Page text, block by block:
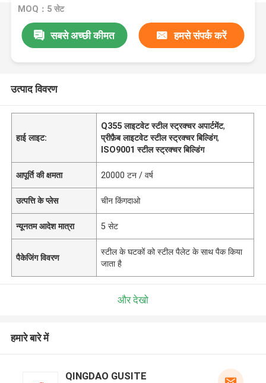
MOQ：5 सेट
सबसे अच्छी कीमत हमसे संपर्क करें
उत्पाद विवरण
हाई लाइट:
Q355 लाइटवेट स्टील स्ट्रक्चर अपार्टमेंट,
प्रीफ़ैब लाइटवेट स्टील स्ट्रक्चर बिल्डिंग,
ISO9001 स्टील स्ट्रक्चर बिल्डिंग
आपूर्ति की क्षमता 20000 टन / वर्ष
उत्पत्ति के प्लेस चीन किंगदाओ
न्यूनतम आदेश मात्रा 5 सेट
पैकेजिंग विवरण
स्टील के घटकों को स्टील पैलेट के साथ पैक किया
जाता है
और देखो
हमारे बारे में
QINGDAO GUSITE